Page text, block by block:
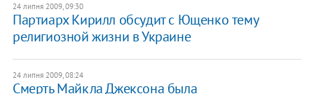
24 липня 2009, 09:30
Партиарх Кирилл обсудит с Ющенко тему
религиозной жизни в Украине
24 липня 2009, 08:24
Смерть Майкла Джексона была